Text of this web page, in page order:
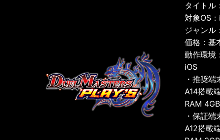
タイトル
対象OS
ジャンル
価格：基
動作環境
iOS
・推奨端
A14搭載
RAM
・保証端
A12搭載